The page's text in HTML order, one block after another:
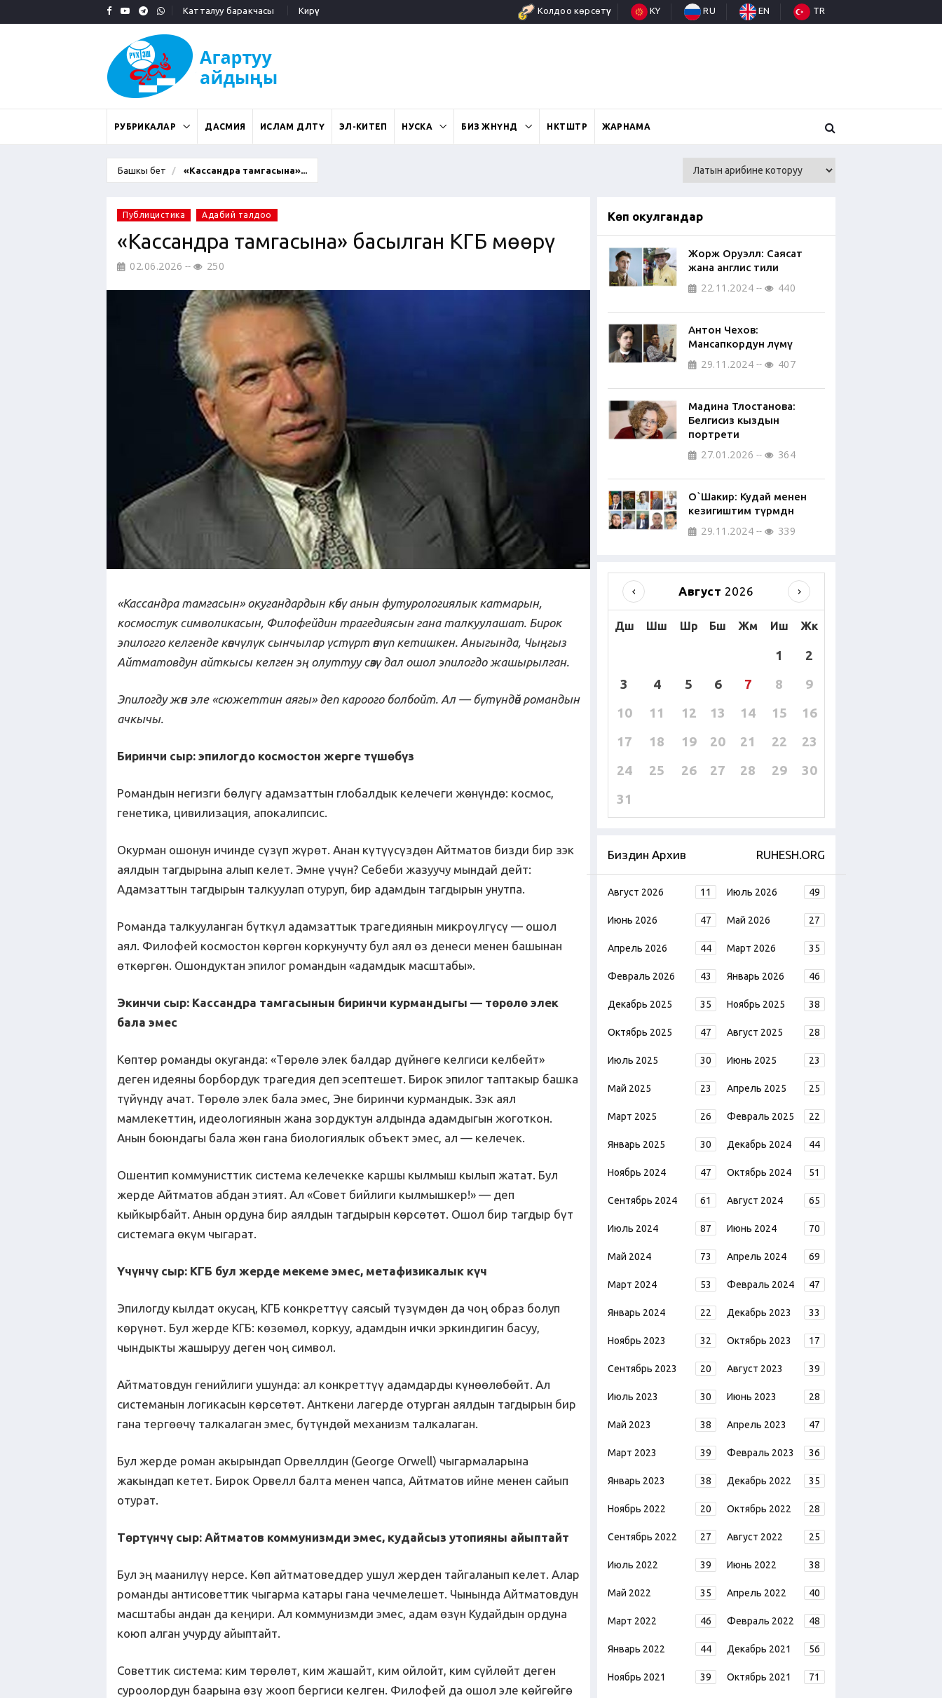
Катталуу баракчасы Кирүү Колдоо көрсөтүү KY RU EN TR
РУБРИКАЛАР ДАСМИЯ ИСЛАМ ДӨӨЛӨТҮ ЭЛ-КИТЕП НУСКА БИЗ ЖӨНҮНДӨ ӨНӨКТӨШТӨР ЖАРНАМА
Башкы бет «Кассандра тамгасына»...
Публицистика Адабий талдоо
«Кассандра тамгасына» басылган КГБ мөөрү
02.06.2026 250
«Кассандра тамгасын»окугандардын көбү анын футурологиялык катмарын,
космостук символикасын, Филофейдин трагедиясын гана талкуулашат. Бирок
эпилогго келгенде көпчүлүк сынчылар үстүрт өтүп кетишкен. Аныгында, Чыңгыз
Айтматовдун айткысы келген эң олуттуусөзү дал ошол эпилогдо жашырылган.
Эпилогду жөн эле «сюжеттин аягы» деп кароого болбойт. Ал — бүтүндөйромандын
ачкычы.
Биринчи сыр: эпилогдо космостон жерге түшөбүз
Романдын негизги бөлүгү адамзаттын глобалдык келечеги жөнүндө: космос,
генетика, цивилизация, апокалипсис.
Окурман ошонун ичинде сүзүп жүрөт. Анан күтүүсүздөн Айтматов бизди бир зэк
аялдын тагдырына алып келет. Эмне үчүн? Себеби жазуучу мындай дейт:
Адамзаттын тагдырын талкуулап отуруп, бир адамдын тагдырын унутпа.
Романда талкууланган бүткүл адамзаттык трагедиянын микроүлгүсү — ошол
аял. Филофей космостон көргөн коркунучту бул аял өз денеси менен башынан
өткөргөн. Ошондуктан эпилог романдын «адамдык масштабы».
Экинчи сыр: Кассандра тамгасынын биринчи курмандыгы — төрөлө элек
бала эмес
Көптөр романды окуганда: «Төрөлө элек балдар дүйнөгө келгиси келбейт»
деген идеяны борбордук трагедия деп эсептешет. Бирок эпилог таптакыр башка
түйүндү ачат. Төрөлө элек бала эмес, Эне биринчи курмандык. Зэк аял
мамлекеттин, идеологиянын жана зордуктун алдында адамдыгын жоготкон.
Анын боюндагы бала жөн гана биологиялык объект эмес, ал — келечек.
Ошентип коммунисттик система келечекке каршы кылмыш кылып жатат. Бул
жерде Айтматов абдан этият. Ал «Совет бийлиги кылмышкер!» — деп
кыйкырбайт. Анын ордуна бир аялдын тагдырын көрсөтөт. Ошол бир тагдыр бүт
системага өкүм чыгарат.
Үчүнчү сыр: КГБ бул жерде мекеме эмес, метафизикалык күч
Эпилогду кылдат окусаң, КГБ конкреттүү саясый түзүмдөн да чоң образ болуп
көрүнөт. Бул жерде КГБ: көзөмөл, коркуу, адамдын ички эркиндигин басуу,
чындыкты жашыруу деген чоң символ.
Айтматовдун генийлиги ушунда: ал конкреттүү адамдарды күнөөлөбөйт. Ал
системанын логикасын көрсөтөт. Анткени лагерде отурган аялдын тагдырын бир
гана тергөөчү талкалаган эмес, бүтүндөй механизм талкалаган.
Бул жерде роман акырындап Орвеллдин (George Orwell) чыгармаларына
жакындап кетет. Бирок Орвелл балта менен чапса, Айтматов ийне менен сайып
отурат.
Төртүнчү сыр: Айтматов коммунизмди эмес, кудайсыз утопияны айыптайт
Бул эң маанилүү нерсе. Көп айтматоведдер ушул жерден тайгаланып келет. Алар
романды антисоветтик чыгарма катары гана чечмелешет. Чынында Айтматовдун
масштабы андан да кеңири. Ал коммунизмди эмес, адам өзүн Кудайдын ордуна
коюп алган учурду айыптайт.
Советтик система: ким төрөлөт, ким жашайт, ким ойлойт, ким сүйлөйт деген
суроолордун баарына өзү жооп бергиси келген. Филофей да ошол эле көйгөйгө
Көп окулгандар
Жорж Оруэлл: Саясат
жана англис тили
22.11.2024 440
Антон Чехов:
Мансапкордун өлүмү
29.11.2024 407
Мадина Тлостанова:
Белгисиз кыздын
портрети
27.01.2026 364
О`Шакир: Кудай менен
кезигиштим түрмөдөн
29.11.2024 339
Август 2026
Дш Шш Шр Бш Жм Иш Жк
1
2
3
4 5 6 7 8
9
10
11 12 13 14 15
16
17
18 19 20 21 22
23
24
25 26 27 28 29
30
31
Биздин Архив RUHESH.ORG
Август 2026 11 Июль 2026 49
Июнь 2026 47 Май 2026 27
Апрель 2026 44 Март 2026 35
Февраль 2026 43 Январь 2026 46
Декабрь 2025 35 Ноябрь 2025 38
Октябрь 2025 47 Август 2025 28
Июль 2025 30 Июнь 2025 23
Май 2025 23 Апрель 2025 25
Март 2025 26 Февраль 2025 22
Январь 2025 30 Декабрь 2024 44
Ноябрь 2024 47 Октябрь 2024 51
Сентябрь 2024 61 Август 2024 65
Июль 2024 87 Июнь 2024 70
Май 2024 73 Апрель 2024 69
Март 2024 53 Февраль 2024 47
Январь 2024 22 Декабрь 2023 33
Ноябрь 2023 32 Октябрь 2023 17
Сентябрь 2023 20 Август 2023 39
Июль 2023 30 Июнь 2023 28
Май 2023 38 Апрель 2023 47
Март 2023 39 Февраль 2023 36
Январь 2023 38 Декабрь 2022 35
Ноябрь 2022 20 Октябрь 2022 28
Сентябрь 2022 27 Август 2022 25
Июль 2022 39 Июнь 2022 38
Май 2022 35 Апрель 2022 40
Март 2022 46 Февраль 2022 48
Январь 2022 44 Декабрь 2021 56
Ноябрь 2021 39 Октябрь 2021 71